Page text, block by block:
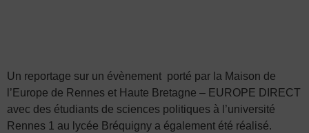
Un reportage sur un évènement porté par la Maison de
l’Europe de Rennes et Haute Bretagne – EUROPE DIRECT
avec des étudiants de sciences politiques à l’université
Rennes 1 au lycée Bréquigny a également été réalisé.